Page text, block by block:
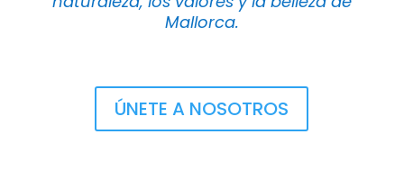
Mallorca.
ÚNETE A NOSOTROS